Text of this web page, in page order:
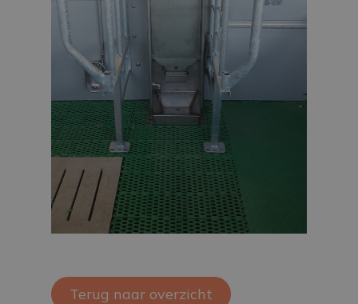
Terug naar overzicht